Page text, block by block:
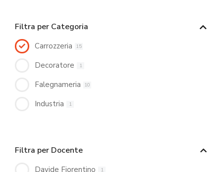
Filtra per Categoria
Carrozzeria 15
Decoratore 1
Falegnameria 10
Industria 1
Filtra per Docente
Davide Fiorentino 1